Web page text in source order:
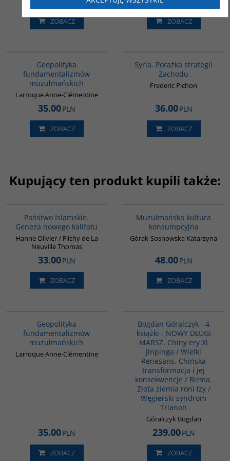
ZOBACZ ZOBACZ
Geopolityka
fundamentalizmów
muzułmańskich
Larroque Anne-Clémentine
35.00PLN
ZOBACZ
Syria. Porażka strategii
Zachodu
Frederic Pichon
36.00PLN
ZOBACZ
Kupujący ten produkt kupili także:
Państwo Islamskie.
Geneza nowego kalifatu
Hanne Olivier / Flichy de La
Neuville Thomas
33.00PLN
ZOBACZ
Muzułmańska kultura
konsumpcyjna
Górak-Sosnowska Katarzyna
48.00PLN
ZOBACZ
Geopolityka
fundamentalizmów
muzułmańskich
Larroque Anne-Clémentine
35.00PLN
ZOBACZ
Bogdan Góralczyk - 4
książki - NOWY DŁUGI
MARSZ. Chiny ery Xi
Jinpinga / Wielki
Renesans. Chińska
transformacja i jej
konsekwencje / Birma.
Złota ziemia roni łzy /
Węgierski syndrom
Trianon
Góralczyk Bogdan
239.00PLN
ZOBACZ